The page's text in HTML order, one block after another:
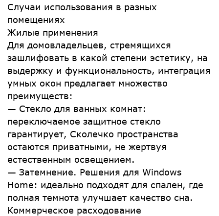
Случаи использования в разных
помещениях
Жилые применения
Для домовладельцев, стремящихся
зашлифовать в какой степени эстетику, на
выдержку и функциональность, интеграция
умных окон предлагает множество
преимуществ:
— Стекло для ванных комнат:
переключаемое защитное стекло
гарантирует, Сколечко пространства
остаются приватными, не жертвуя
естественным освещением.
— Затемнение. Решения для Windows
Home: идеально подходят для спален, где
полная темнота улучшает качество сна.
Коммерческое расходование